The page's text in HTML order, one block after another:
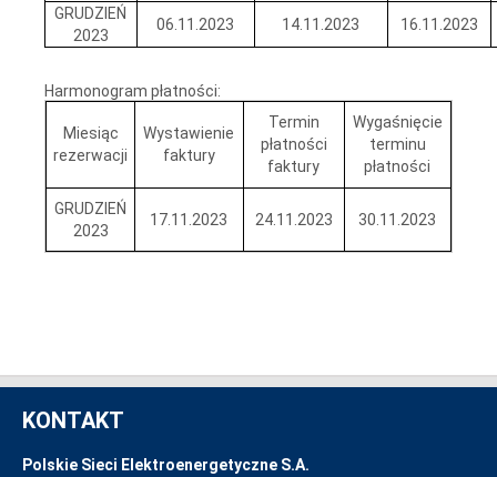
GRUDZIEŃ
2023
06.11.2023 14.11.2023 16.11.2023
Harmonogram płatności:
Miesiąc
rezerwacji
Wystawienie
faktury
Termin
płatności
faktury
Wygaśnięcie
terminu
płatności
GRUDZIEŃ
2023
17.11.2023 24.11.2023 30.11.2023
KONTAKT
Polskie Sieci Elektroenergetyczne S.A.